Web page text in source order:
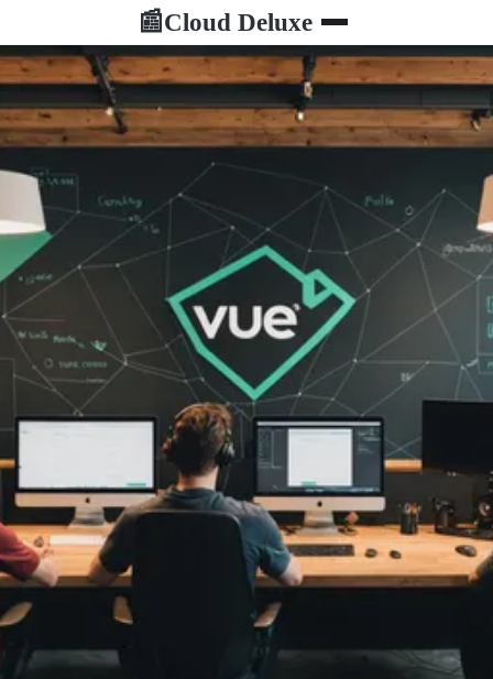
📰Cloud Deluxe